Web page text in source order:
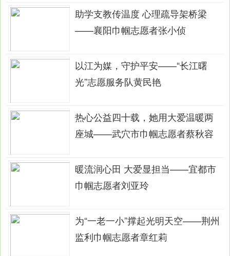
助学支教传温度 心理疏导架桥梁
——襄阳巾帼志愿者张小侦
以江为媒，守护平安——“长江曙
光”志愿服务队黄民艳
热心公益四十载，她用大爱温暖两
座城——武穴市巾帼志愿者蔡秋容
暖流润心田 大爱显担当——宜都市
巾帼志愿者刘亚玲
为“一老一小”撑起光明天空——荆州
监利巾帼志愿者章红莉